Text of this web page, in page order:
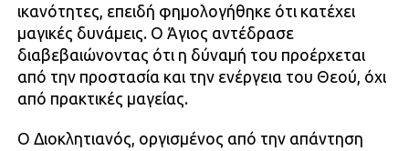
ικανότητες, επειδή φημολογήθηκε ότι κατέχει
μαγικές δυνάμεις. Ο Άγιος αντέδρασε
διαβεβαιώνοντας ότι η δύναμή του προέρχεται
από την προστασία και την ενέργεια του Θεού, όχι
από πρακτικές μαγείας.
Ο Διοκλητιανός, οργισμένος από την απάντηση